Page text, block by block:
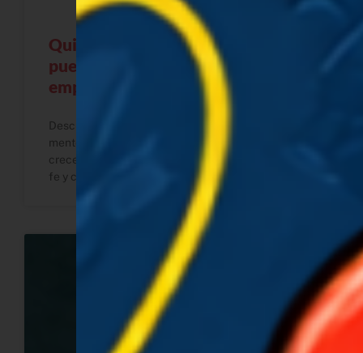
Quién es Ada Ramírez y cómo
puedo ayudarte a crecer como
emprendedora
Descubre quién es Ada Ramírez, su historia como
mentora de negocios y cómo puede ayudarte a
crecer como emprendedora expat con estrategia,
fe y claridad.